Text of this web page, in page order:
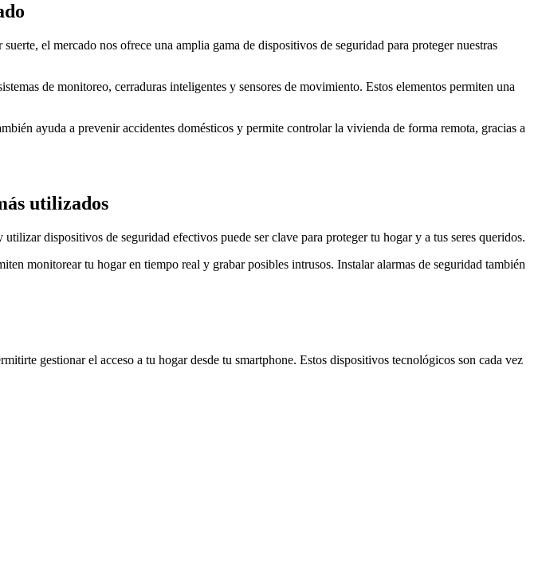
el mercado nos ofrece una amplia gama de dispositivos de seguridad para proteger nuestras
de monitoreo, cerraduras inteligentes y sensores de movimiento. Estos elementos permiten una
ayuda a prevenir accidentes domésticos y permite controlar la vivienda de forma remota, gracias a
utilizados
dispositivos de seguridad efectivos puede ser clave para proteger tu hogar y a tus seres queridos.
monitorear tu hogar en tiempo real y grabar posibles intrusos. Instalar alarmas de seguridad también
gestionar el acceso a tu hogar desde tu smartphone. Estos dispositivos tecnológicos son cada vez